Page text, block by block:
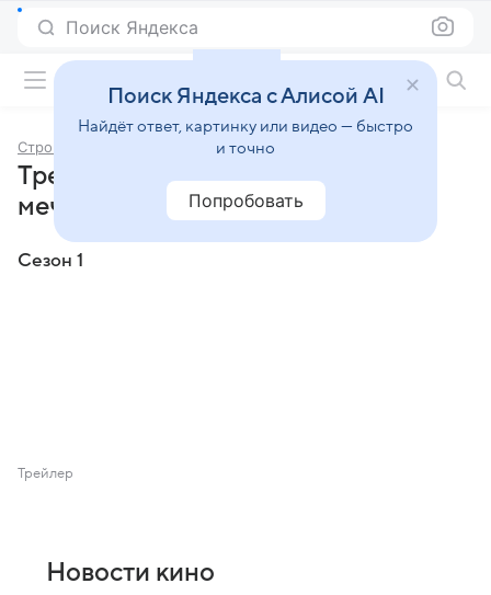
Поиск Яндекса
Строим дом: дача мечты!
Трейлеры шоу «Строим дом: дача
мечты!»
Сезон 1
Трейлер
Новости кино
Поиск Яндекса с Алисой AI
Найдёт ответ, картинку или видео — быстро
и точно
Попробовать